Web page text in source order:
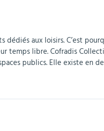
maternelleaux loisirs. C’est
temps libre. Cofradis
publics. Elle existe en